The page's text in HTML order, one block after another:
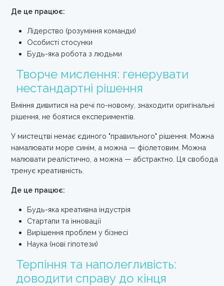
Де це працює:
Лідерство (розуміння команди)
Особисті стосунки
Будь-яка робота з людьми
Творче мислення: генерувати
нестандартні рішення
Вміння дивитися на речі по-новому, знаходити оригінальні
рішення, не боятися експериментів.
У мистецтві немає єдиного "правильного" рішення. Можна
намалювати море синім, а можна — фіолетовим. Можна
малювати реалістично, а можна — абстрактно. Ця свобода
тренує креативність.
Де це працює:
Будь-яка креативна індустрія
Стартапи та інновації
Вирішення проблем у бізнесі
Наука (нові гіпотези)
Терпіння та наполегливість:
доводити справу до кінця